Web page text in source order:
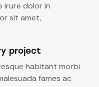
irure dolor in
sit amet,
project
habitant morbi
fames ac